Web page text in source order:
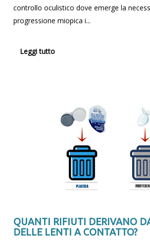
controllo oculistico dove emerge la
progressione miopica i...
Leggi tutto
QUANTI RIFIUTI DERIVANO
DELLE LENTI A CONTATTO?